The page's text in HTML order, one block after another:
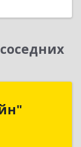
Уфа, Уфа